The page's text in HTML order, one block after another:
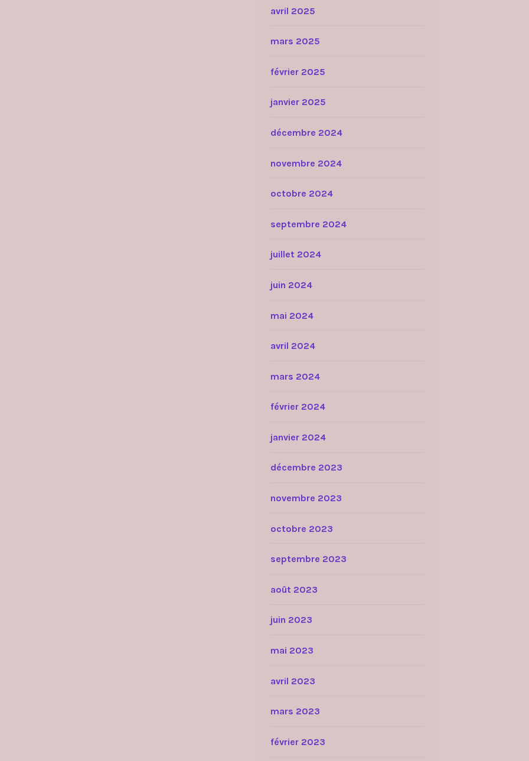
avril 2025
mars 2025
février 2025
janvier 2025
décembre 2024
novembre 2024
octobre 2024
septembre 2024
juillet 2024
juin 2024
mai 2024
avril 2024
mars 2024
février 2024
janvier 2024
décembre 2023
novembre 2023
octobre 2023
septembre 2023
août 2023
juin 2023
mai 2023
avril 2023
mars 2023
février 2023